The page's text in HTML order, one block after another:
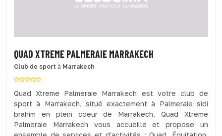
QUAD XTREME PALMERAIE MARRAKECH
Club de sport à Marrakech
Quad Xtreme Palmeraie Marrakech est votre club de
sport à Marrakech, situé exactement à Palmeraie sidi
brahim en plein coeur de Marrakech. Quad Xtreme
Palmeraie Marrakech vous accueille et propose un